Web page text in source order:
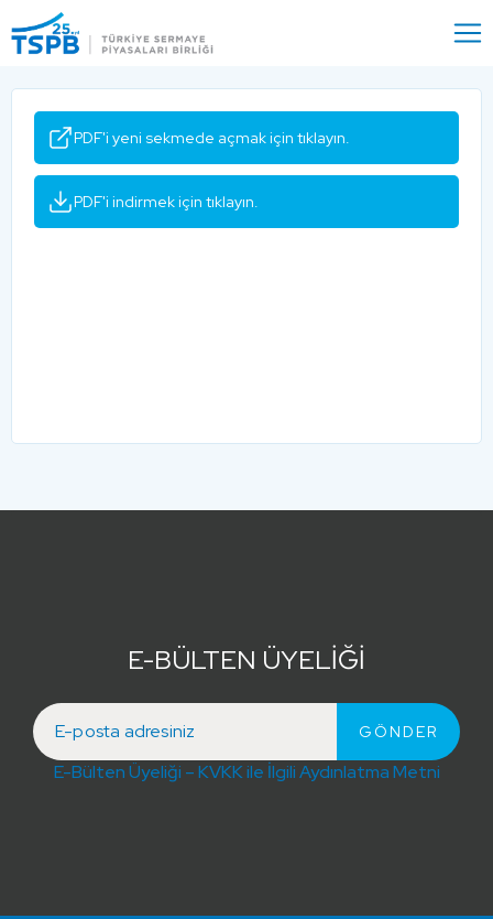
Close
PDF'i yeni sekmede açmak için tıklayın.
PDF'i indirmek için tıklayın.
E-BÜLTEN ÜYELİĞİ
E-Bülten Üyeliği – KVKK ile İlgili Aydınlatma Metni